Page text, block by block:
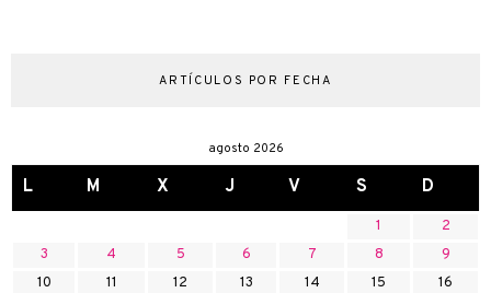
ARTÍCULOS POR FECHA
agosto 2026
L M X J V S D
1
2
3
4 5 6 7 8
9
10
11 12 13 14 15
16